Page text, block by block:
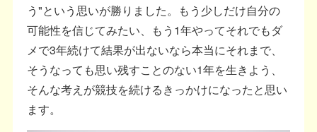
う"という思いが勝りました。もう少しだけ自分の
可能性を信じてみたい、もう1年やってそれでもダ
メで3年続けて結果が出ないなら本当にそれまで、
そうなっても思い残すことのない1年を生きよう、
そんな考えが競技を続けるきっかけになったと思い
ます。